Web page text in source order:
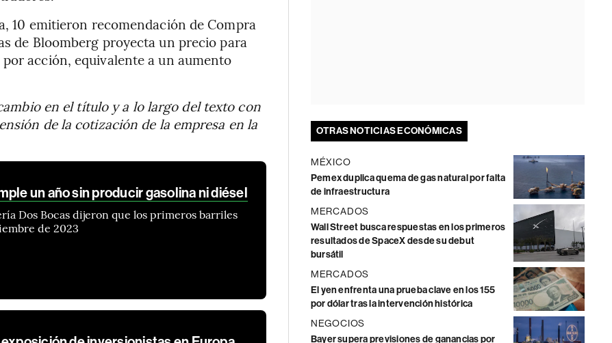
10 emitieron recomendación de Compra
de Bloomberg proyecta un precio para
acción, equivalente a un aumento
en el título y a lo largo del texto con
de la cotización de la empresa en la
un año sin producir gasolina ni diésel
Dos Bocas dijeron que los primeros barriles
de 2023
OTRAS NOTICIAS ECONÓMICAS
MÉXICO
Pemex duplica quema de gas natural por falta
de infraestructura
MERCADOS
Wall Street busca respuestas en los primeros
resultados de SpaceX desde su debut
bursátil
MERCADOS
El yen enfrenta una prueba clave en los 155
por dólar tras la intervención histórica
NEGOCIOS
Bayer supera previsiones de ganancias por